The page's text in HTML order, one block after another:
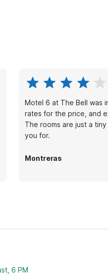
Motel 6 at The Bell was
rates for the price, and
The rooms are just a
you for.
Montreras
6 PM